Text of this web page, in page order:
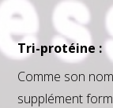
Tri-protéine :
Comme son
supplément